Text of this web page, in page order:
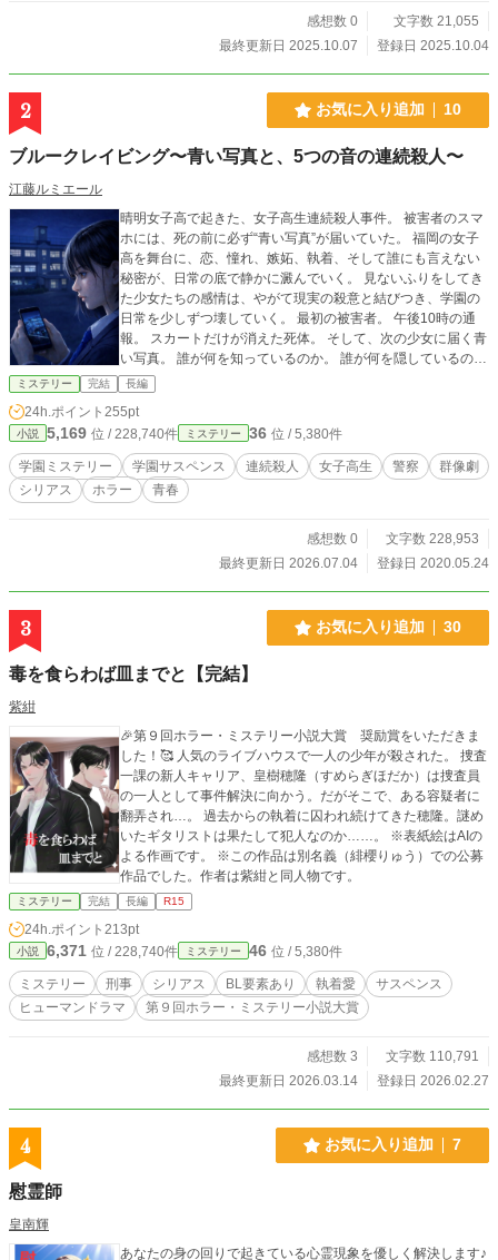
感想数 0
文字数 21,055
最終更新日 2025.10.07
登録日 2025.10.04
2 お気に入り追加 10
ブルークレイビング〜青い写真と、5つの音の連続殺人〜
江藤ルミエール
晴明女子高で起きた、女子高生連続殺人事件。 被害者のスマ
ホには、死の前に必ず“青い写真”が届いていた。 福岡の女子
高を舞台に、恋、憧れ、嫉妬、執着、そして誰にも言えない
秘密が、日常の底で静かに澱んでいく。 見ないふりをしてき
た少女たちの感情は、やがて現実の殺意と結びつき、学園の
日常を少しずつ壊していく。 最初の被害者。 午後10時の通
報。 スカートだけが消えた死体。 そして、次の少女に届く青
い写真。 誰が何を知っているのか。 誰が何を隠しているの
か。 “青い写真”は何を示しているのか。 被害者たちを辿るう
ちに浮かび上がるのは、偶然では済まされない5つの名前の規
則性と、晴明女子高という閉ざされた空間そのものに染みつ
いた青い違和感だった。 一方、福岡県警の捜査班もまた、予
告電話、消えたスカート、飛ばし携帯、過去の塾との接点を
追う中で、事件の輪郭が単なる連続殺人ではないことに気づ
き始める。 少女たちの秘密。 警察が追う証拠。 そして、事
でいた感情と、警察が拾い集める断片。 その2つの線が交わ
る時、青い写真に隠された本当の意味が姿を現す。 これは、
が、世界の見え方そのものを静かに揺らし始める。 学園ミス
テリー、警察捜査、静かなホラー、そして異質な存在の気配
の青い残像だ。
ミステリー 完結 長編
24h.ポイント 255pt
小説 5,169 位 / 228,740件 ミステリー 36 位 / 5,380件
学園ミステリー 学園サスペンス 連続殺人 女子高生 警察
群像劇
シリアス
ホラー 青春
感想数 0
文字数 228,953
最終更新日 2026.07.04
登録日 2020.05.24
3 お気に入り追加 30
毒を食らわば皿までと【完結】
紫紺
🎉第９回ホラー・ミステリー小説大賞 奨励賞をいただきま
した！🥰 人気のライブハウスで一人の少年が殺された。 捜査
一課の新人キャリア、皇樹穂隆（すめらぎほだか）は捜査員
の一人として事件解決に向かう。だがそこで、ある容疑者に
翻弄され…。 過去からの執着に囚われ続けてきた穂隆。謎め
いたギタリストは果たして犯人なのか……。 ※表紙絵はAIの
よる作画です。 ※この作品は別名義（緋櫻りゅう）での公募
作品でした。作者は紫紺と同人物です。
ミステリー 完結 長編 R15
24h.ポイント 213pt
小説 6,371 位 / 228,740件 ミステリー 46 位 / 5,380件
ミステリー 刑事 シリアス BL要素あり 執着愛
サスペンス
ヒューマンドラマ
第９回ホラー・ミステリー小説大賞
感想数 3
文字数 110,791
最終更新日 2026.03.14
登録日 2026.02.27
4 お気に入り追加 7
慰霊師
皇南輝
あなたの身の回りで起きている心霊現象を優しく解決します♪︎